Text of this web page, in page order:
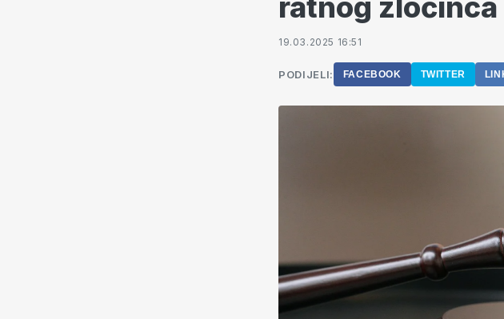
ratnog zločinca
19.03.2025 16:51
PODIJELI: FACEBOOK TWITTER